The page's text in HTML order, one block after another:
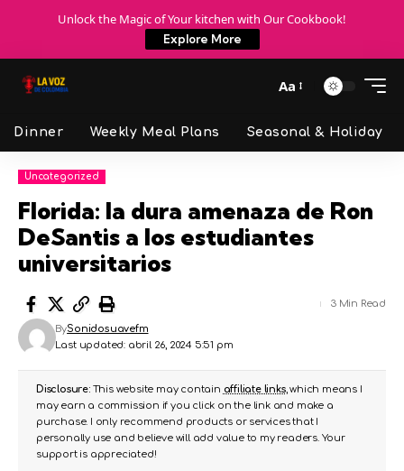
Unlock the Magic of Your kitchen with Our Cookbook!
Explore More
Aa
Dinner Weekly Meal Plans Seasonal & Holiday
Uncategorized
Florida: la dura amenaza de Ron
DeSantis a los estudiantes
universitarios
Last updated: abril 26, 2024 5:51 pm
BySonidosuavefm
3 Min Read
Disclosure:This website may contain affiliate links, which means I
may earn a commission if you click on the link and make a
purchase. I only recommend products or services that I
personally use and believe will add value to my readers. Your
support is appreciated!